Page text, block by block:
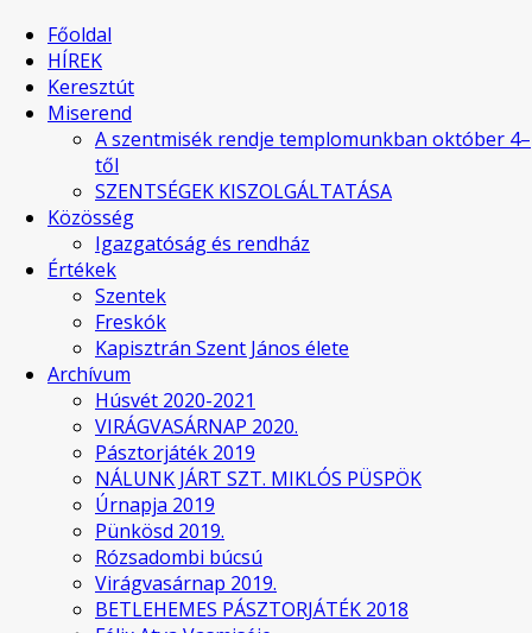
Főoldal
HÍREK
Keresztút
Miserend
A szentmisék rendje templomunkban október 4–
től
SZENTSÉGEK KISZOLGÁLTATÁSA
Közösség
Igazgatóság és rendház
Értékek
Szentek
Freskók
Kapisztrán Szent János élete
Archívum
Húsvét 2020-2021
VIRÁGVASÁRNAP 2020.
Pásztorjáték 2019
NÁLUNK JÁRT SZT. MIKLÓS PÜSPÖK
Úrnapja 2019
Pünkösd 2019.
Rózsadombi búcsú
Virágvasárnap 2019.
BETLEHEMES PÁSZTORJÁTÉK 2018